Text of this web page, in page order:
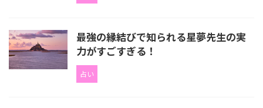
最強の縁結びで知られる星夢先生の実
力がすごすぎる！
占い